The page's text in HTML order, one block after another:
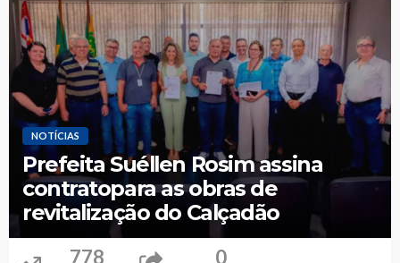
NOTÍCIAS
Prefeita Suéllen Rosim assina
contratopara as obras de
revitalização do Calçadão
778 0